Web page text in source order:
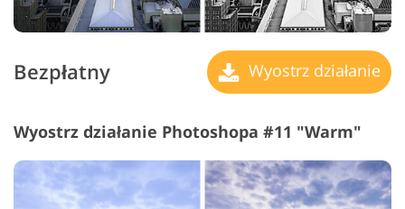
Bezpłatny Wyostrz działanie
Wyostrz działanie Photoshopa #11 "Warm"